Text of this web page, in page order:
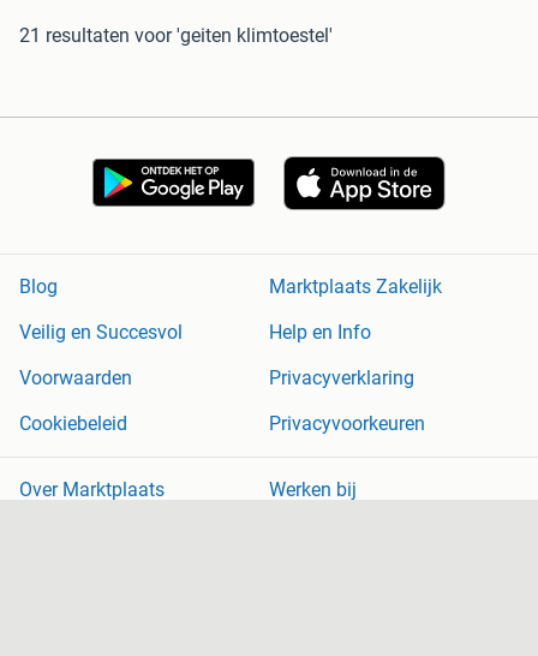
21 resultaten voor 'geiten klimtoestel'
Blog
Marktplaats Zakelijk
Veilig en Succesvol
Help en Info
Voorwaarden
Privacyverklaring
Cookiebeleid
Privacyvoorkeuren
Over Marktplaats
Werken bij